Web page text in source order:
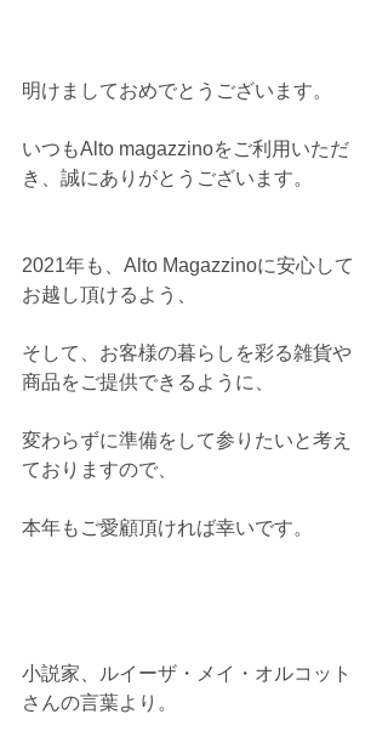
明けましておめでとうございます。
いつもAlto magazzinoをご利用いただ
き、誠にありがとうございます。
2021年も、Alto Magazzinoに安心して
お越し頂けるよう、
そして、お客様の暮らしを彩る雑貨や
商品をご提供できるように、
変わらずに準備をして参りたいと考え
ておりますので、
本年もご愛顧頂ければ幸いです。
小説家、ルイーザ・メイ・オルコット
さんの言葉より。